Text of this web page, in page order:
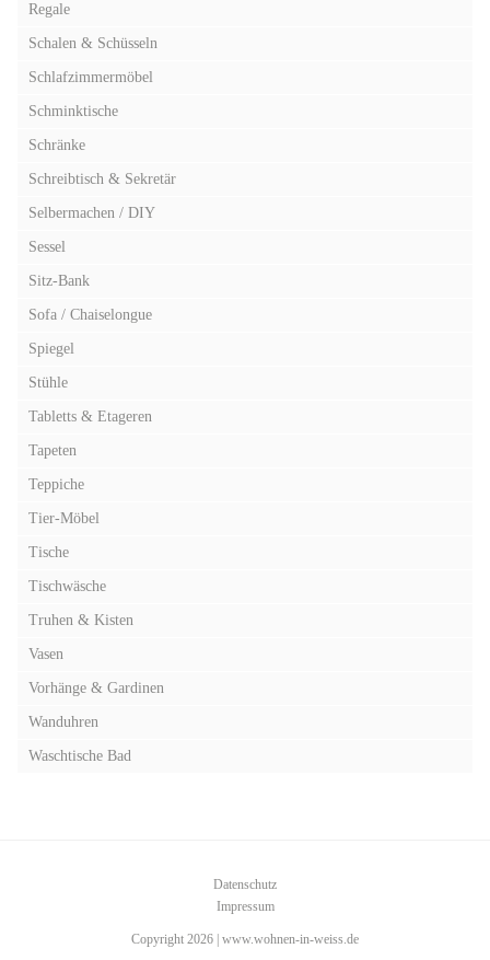
Regale
Schalen & Schüsseln
Schlafzimmermöbel
Schminktische
Schränke
Schreibtisch & Sekretär
Selbermachen / DIY
Sessel
Sitz-Bank
Sofa / Chaiselongue
Spiegel
Stühle
Tabletts & Etageren
Tapeten
Teppiche
Tier-Möbel
Tische
Tischwäsche
Truhen & Kisten
Vasen
Vorhänge & Gardinen
Wanduhren
Waschtische Bad
Datenschutz
Impressum
Copyright 2026 | www.wohnen-in-weiss.de